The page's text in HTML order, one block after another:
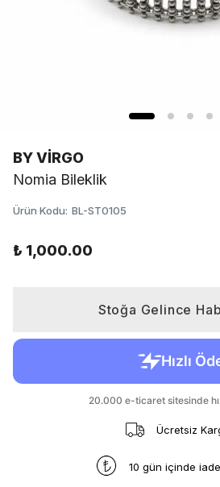
BY VİRGO
Nomia Bileklik
Ürün Kodu: BL-ST0105
₺ 1,000.00
Stoğa Gelince
Ücretsiz
10 gün içinde